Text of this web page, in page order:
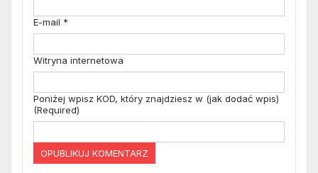
E-mail *
Witryna internetowa
Poniżej wpisz KOD, który znajdziesz w (jak dodać wpis)
(Required)